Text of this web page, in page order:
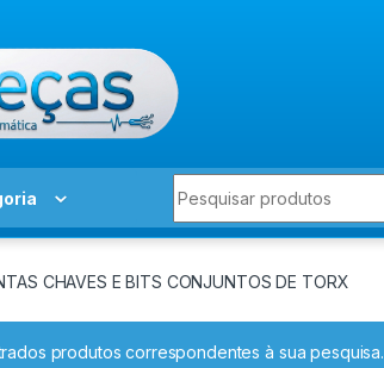
CHAVES E BITS CONJUNTOS DE TORX
produtos correspondentes à sua pesquisa.